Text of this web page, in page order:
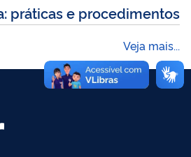
práticas e procedimentos
Veja mais...